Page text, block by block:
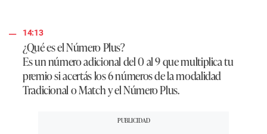
14:13
¿Qué es el Número Plus?
Es un número adicional del 0 al 9 que multiplica tu
premio si acertás los 6 números de la modalidad
Tradicional o Match y el Número Plus.